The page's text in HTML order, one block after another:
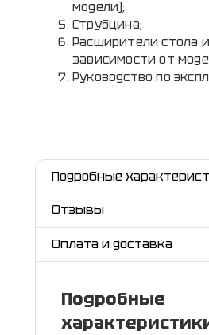
модели);
Струбцина;
Расширители стола
зависимости от
Руководство по
Подробные
Отзывы
Оплата и доставка
Подробные